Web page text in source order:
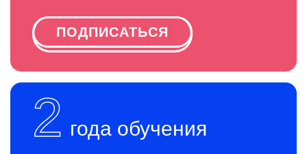
ПОДПИСАТЬСЯ
2 года обучения